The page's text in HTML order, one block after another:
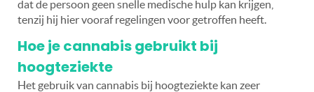
dat de persoon geen snelle medische hulp kan krijgen,
tenzij hij hier vooraf regelingen voor getroffen heeft.
Hoe je cannabis gebruikt bij
hoogteziekte
Het gebruik van cannabis bij hoogteziekte kan zeer